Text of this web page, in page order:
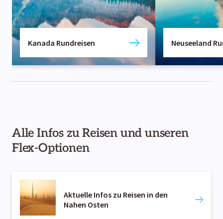
Kanada Rundreisen Neuseeland
Alle Infos zu Reisen und unseren
Flex-Optionen
Aktuelle Infos zu Reisen in den
Nahen Osten